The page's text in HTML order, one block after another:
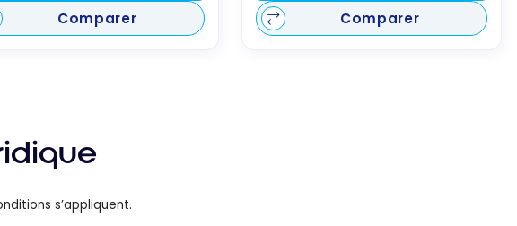
Comparer Comparer
s’appliquent.